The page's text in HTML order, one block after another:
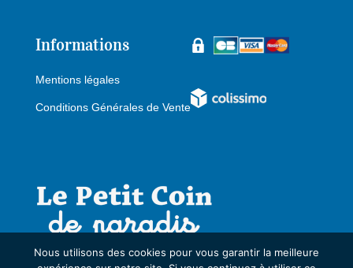
Informations
Mentions légales
Conditions Générales de Vente
Nous utilisons des cookies pour vous garantir la meilleure